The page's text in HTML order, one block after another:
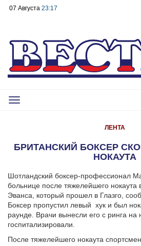
07 Августа 23:17
Toggle
ЛЕНТА
БРИТАНСКИЙ БОКСЕР
НОКАУТА
Шотландский боксер-профессионал
больнице после тяжелейшего нокаута
Эванса, который прошел в Глазго,
Боксер пропустил левый хук и был
раунде. Врачи вынесли его с ринга на
госпитализировали.
После тяжелейшего нокаута